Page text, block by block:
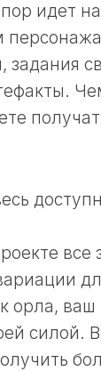
идет
задания
все
орла,